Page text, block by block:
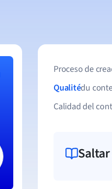
Proceso de
Qualitédu
Calidad del